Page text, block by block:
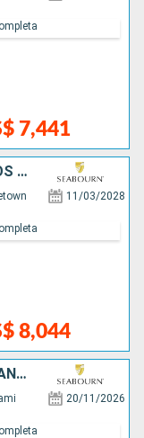
7,441
BARBADOS, SANTA LUCIA, ESTADOS UNIDOS, ANTIGUA E BARBUDA, SÃO VINCENTE E GRANADINAS, GRENADA
11/03/2028
8,044
PORTO RICO, ESTADOS UNIDOS, CANADÁ, SÃO VINCENTE E GRANADINAS, BARBADOS
20/11/2026